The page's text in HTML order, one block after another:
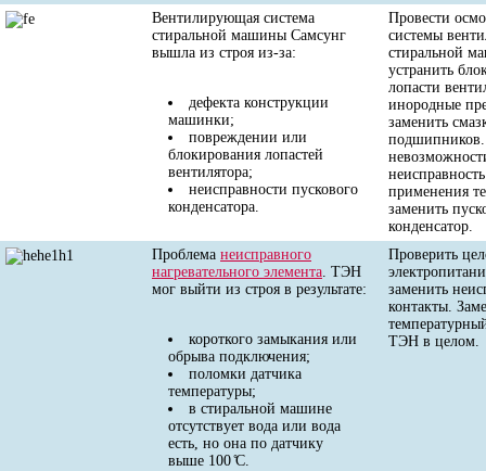
Вентилирующая система
стиральной машины Самсунг
вышла из строя из-за:
дефекта конструкции
машинки;
повреждении или
блокирования лопастей
вентилятора;
неисправности пускового
конденсатора.
Провести
системы
стиральной
устранить
лопасти
инородные
заменить
применения
заменить
конденсатор.
Проблема неисправного
нагревательного элемента. ТЭН
мог выйти из строя в результате:
короткого замыкания или
обрыва подключения;
поломки датчика
температуры;
в стиральной машине
отсутствует вода или вода
есть, но она по датчику
выше 100 ̊С.
Проверить
заменить
контакты.
ТЭН в целом.